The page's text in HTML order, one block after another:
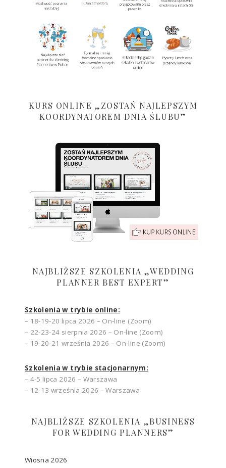
KURS ONLINE „ZOSTAŃ NAJLEPSZYM
KOORDYNATOREM DNIA ŚLUBU”
NAJBLIŻSZE SZKOLENIA „WEDDING
PLANNER BEST EXPERT”
Szkolenia w trybie online:
– 18-19-20 lipca 2026 – On-line (Zoom)
– 22-23-24 sierpnia 2026 – On-line (Zoom)
– 19-20-21 września 2026 – On-line (Zoom)
Szkolenia w trybie stacjonarnym:
– 4-5 lipca 2026 – Warszawa
– 12-13 września 2026 – Warszawa
NAJBLIŻSZE SZKOLENIA „BUSINESS
FOR WEDDING PLANNERS”
Wiosna 2026